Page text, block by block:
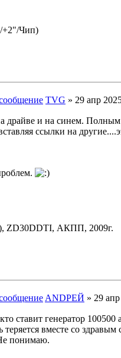
+2"/Чип)
TVG » 29 апр
драйве и на синем.
ссылки на
ZD30DDTI, АКПП, 2009г.
ANDРЕЙ » 29
ставит генератор 100500
вместе со
понимаю.